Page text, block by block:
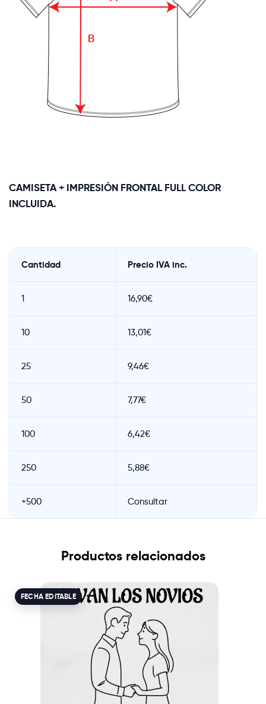
CAMISETA + IMPRESIÓN FRONTAL FULL COLOR
INCLUIDA.
Cantidad Precio IVA inc.
1 16,90€
10 13,01€
25 9,46€
50 7,77€
100 6,42€
250 5,88€
+500 Consultar
Productos relacionados
FECHA EDITABLE